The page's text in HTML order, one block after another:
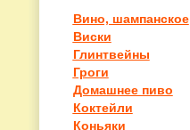
Вино, шампанское
Виски
Глинтвейны
Гроги
Домашнее пиво
Коктейли
Коньяки